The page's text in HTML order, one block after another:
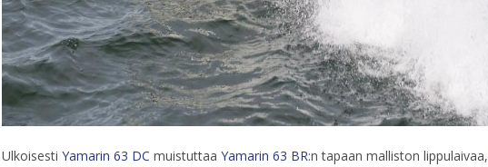
Ulkoisesti Yamarin 63 DC muistuttaa Yamarin 63 BR:n tapaan malliston lippulaivaa,